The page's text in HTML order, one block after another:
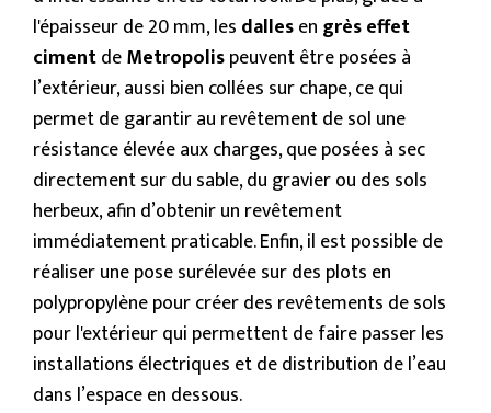
l'épaisseur de 20 mm, les dallesen grès effet
cimentdeMetropolispeuvent être posées à
l’extérieur, aussi bien collées sur chape, ce qui
permet de garantir au revêtement de sol une
résistance élevée aux charges, que posées à sec
directement sur du sable, du gravier ou des sols
herbeux, afin d’obtenir un revêtement
immédiatement praticable. Enfin, il est possible de
réaliser une pose surélevée sur des plots en
polypropylène pour créer des revêtements de sols
pour l'extérieur qui permettent de faire passer les
installations électriques et de distribution de l’eau
dans l’espace en dessous.